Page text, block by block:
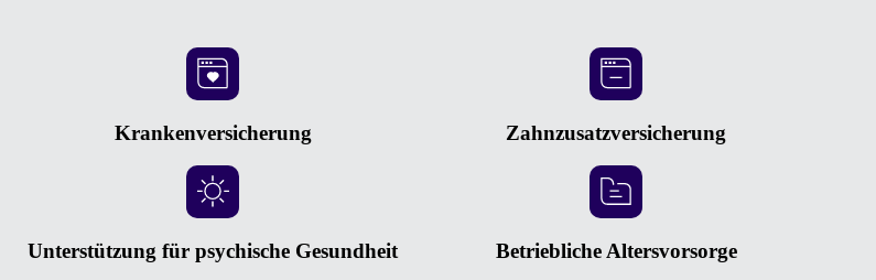
Krankenversicherung Zahnzusatzversicherung
Unterstützung für psychische Gesundheit Betriebliche Altersvorsorge